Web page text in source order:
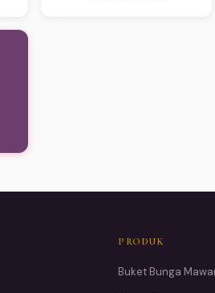
PRODUK
Buket Bunga